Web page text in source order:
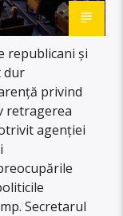
republicani și
dur
privind
retragerea
agenției
Secretarul